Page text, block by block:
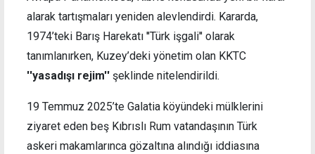
alarak tartışmaları yeniden alevlendirdi. Kararda,
1974’teki Barış Harekatı ''Türk işgali'' olarak
tanımlanırken, Kuzey’deki yönetim olan KKTC
''yasadışı rejim'' şeklinde nitelendirildi.
19 Temmuz 2025’te Galatia köyündeki mülklerini
ziyaret eden beş Kıbrıslı Rum vatandaşının Türk
askeri makamlarınca gözaltına alındığı iddiasına